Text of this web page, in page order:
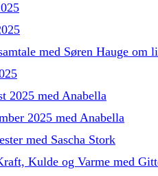
med Søren Hauge om
2025 med Anabella
2025 med Anabella
med Sascha Stork
Kulde og Varme med